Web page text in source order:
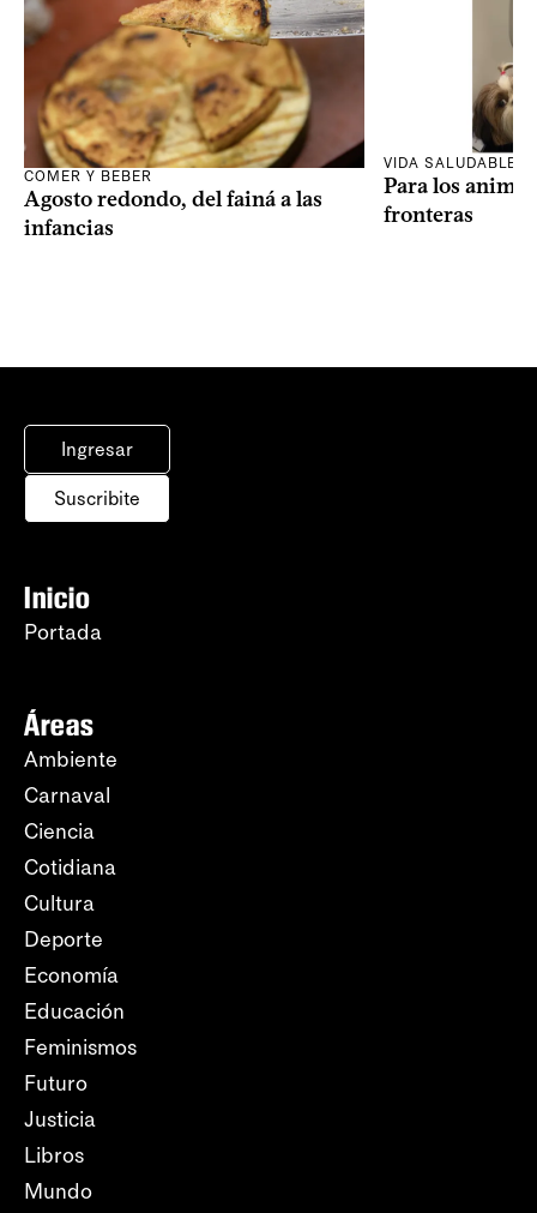
COMER Y BEBER
Agosto redondo, del fainá a las
infancias
VIDA SALUDABLE
Para los
fronteras
Ingresar
Suscribite
Inicio
Portada
Áreas
Ambiente
Carnaval
Ciencia
Cotidiana
Cultura
Deporte
Economía
Educación
Feminismos
Futuro
Justicia
Libros
Mundo